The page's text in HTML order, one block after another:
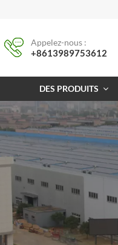
Appelez-nous :
+8613989753612
DES PRODUITS